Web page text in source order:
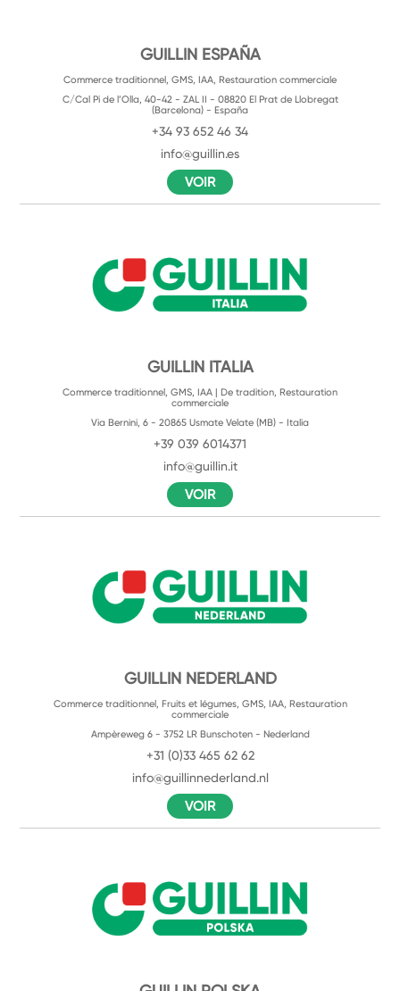
GUILLIN ESPAÑA
Commerce traditionnel, GMS, IAA, Restauration commerciale
C/Cal Pi de l’Olla, 40-42 - ZAL II - 08820 El Prat de Llobregat
(Barcelona) - España
+34 93 652 46 34
info@guillin.es
VOIR
GUILLIN ITALIA
Commerce traditionnel, GMS, IAA | De tradition, Restauration
commerciale
Via Bernini, 6 - 20865 Usmate Velate (MB) - Italia
+39 039 6014371
info@guillin.it
VOIR
GUILLIN NEDERLAND
Commerce traditionnel, Fruits et légumes, GMS, IAA, Restauration
commerciale
Ampèreweg 6 - 3752 LR Bunschoten - Nederland
+31 (0)33 465 62 62
info@guillinnederland.nl
VOIR